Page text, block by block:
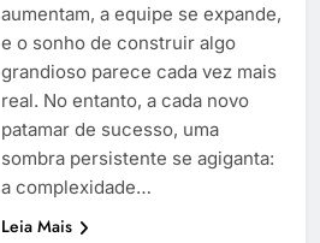
aumentam, a equipe se expande,
e o sonho de construir algo
grandioso parece cada vez mais
real. No entanto, a cada novo
patamar de sucesso, uma
sombra persistente se agiganta:
a complexidade…
Leia Mais